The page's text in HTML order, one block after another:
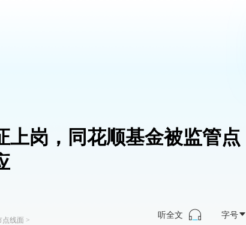
上岗，同花顺基金被监管点
点线面 >
听全文 字号